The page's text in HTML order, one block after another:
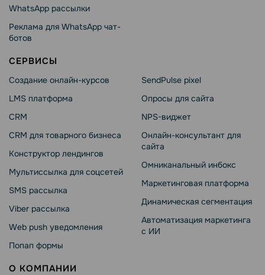
WhatsApp рассылки
Реклама для WhatsApp чат-
ботов
СЕРВИСЫ
Создание онлайн-курсов
LMS платформа
CRM
CRM для товарного бизнеса
Конструктор лендингов
Мультиссылка для соцсетей
SMS рассылка
Viber рассылка
Web push уведомления
Попап формы
SendPulse pixel
Опросы для сайта
NPS-виджет
Онлайн-консультант для
сайта
Омниканальный инбокс
Маркетинговая платформа
Динамическая сегментация
Автоматизация маркетинга
с ИИ
О КОМПАНИИ